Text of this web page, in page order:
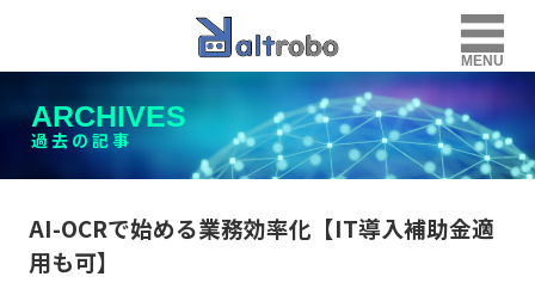
MENU
ARCHIVES
過去の記事
AI-OCRで始める業務効率化【IT導入補助金適
用も可】